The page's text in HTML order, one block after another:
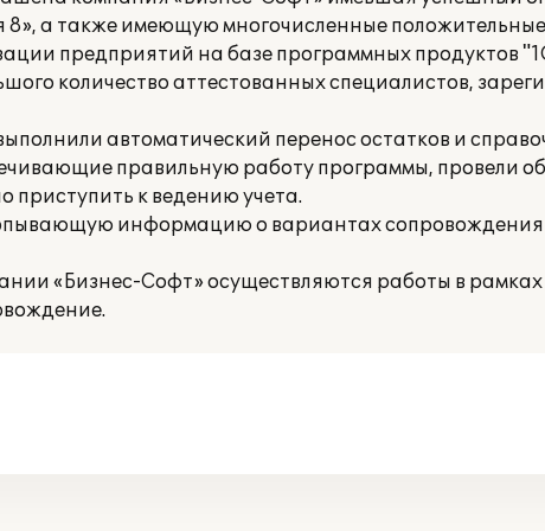
8», а также имеющую многочисленные
предприятий на базе программных продуктов
количество аттестованных специалистов,
автоматический перенос остатков и
правильную работу программы, провели
приступить к ведению учета.
информацию о вариантах сопровождения
«Бизнес-Софт» осуществляются работы в